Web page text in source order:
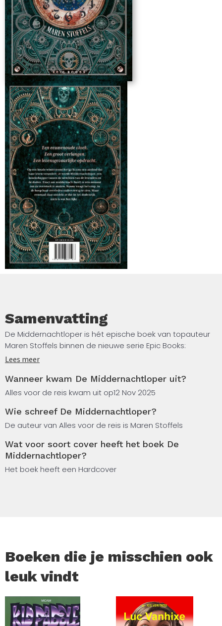
Samenvatting
De Middernachtloper is hét epische boek van topauteur
Maren Stoffels binnen de nieuwe serie Epic Books:
meeslepend, luxe en verzamelwaardig. In deze
heen en weer te reizen tussen de werelden van de
levenden en de doden… Sunny neemt een
antwoord te krijgen op haar vragen. Voor alle jonge lezers
vanaf 13 jaar die nu al verlangen naar boeken met een
In luxe uitvoeruing met kleur op snee en met folie.
Lees meer
Wanneer kwam De Middernachtloper uit?
Alles voor de reis kwam uit op12 Nov 2025
Wie schreef De Middernachtloper?
De auteur van Alles voor de reis is Maren Stoffels
Wat voor soort cover heeft het boek De
Middernachtloper?
Het boek heeft een Hardcover
Boeken die je misschien ook
leuk vindt